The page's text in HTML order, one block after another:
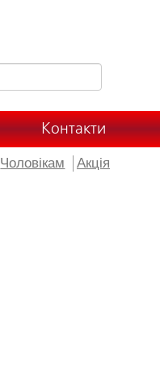
Контакти
Чоловікам Акція